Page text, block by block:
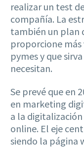
realizar un test
compañía. La
también un plan
proporcione
pymes y que
necesitan.
Se prevé que en
en marketing
a la
online. El eje
siendo la página